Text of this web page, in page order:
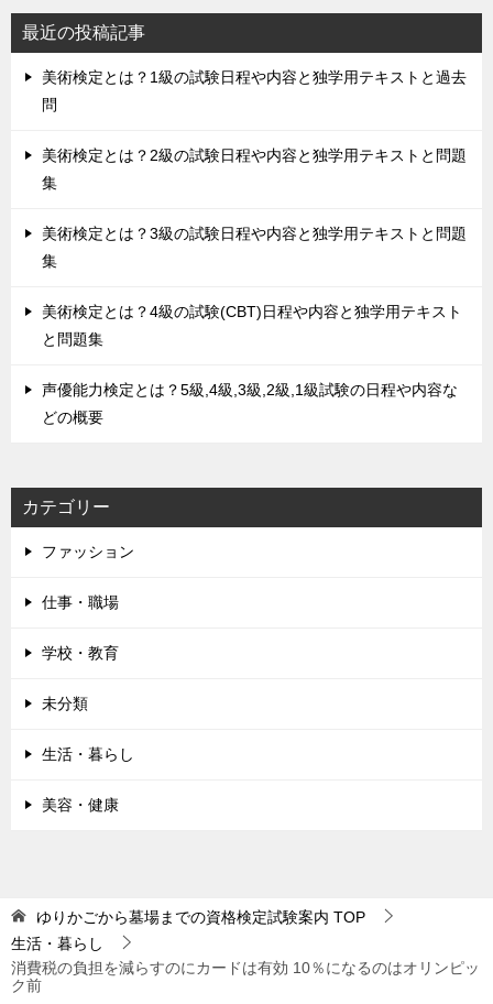
最近の投稿記事
美術検定とは？1級の試験日程や内容と独学用テキストと過去
問
美術検定とは？2級の試験日程や内容と独学用テキストと問題
集
美術検定とは？3級の試験日程や内容と独学用テキストと問題
集
美術検定とは？4級の試験(CBT)日程や内容と独学用テキスト
と問題集
声優能力検定とは？5級,4級,3級,2級,1級試験の日程や内容な
どの概要
カテゴリー
ファッション
仕事・職場
学校・教育
未分類
生活・暮らし
美容・健康
ゆりかごから墓場までの資格検定試験案内 TOP
生活・暮らし
消費税の負担を減らすのにカードは有効 10％になるのはオリンピッ
ク前